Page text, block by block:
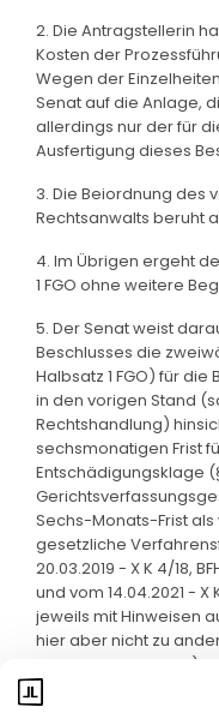
2. Die Antragstellerin
Kosten der
Wegen der
Senat auf die Anlage,
allerdings nur der für
Ausfertigung dieses
3. Die Beiordnung des
Rechtsanwalts beruht
4. Im Übrigen ergeht
1 FGO ohne weitere
5. Der Senat weist
Beschlusses die
Halbsatz 1 FGO) für
in den vorigen Stand
Rechtshandlung)
sechsmonatigen Frist
Entschädigungsklage
Sechs-Monats-Frist
gesetzliche
20.03.2019 - X K 4/18,
und vom 14.04.2021 - X
jeweils mit Hinweisen
hier aber nicht zu
Auffassung des BSG).